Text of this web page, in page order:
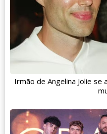
Irmão de Angelina Jolie se